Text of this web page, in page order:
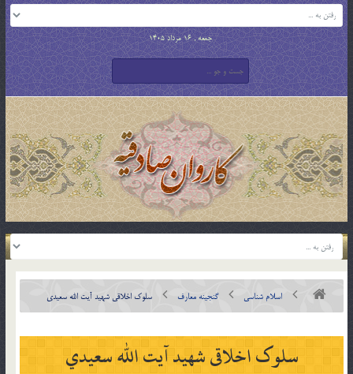
جمعه , 16 مرداد 1405
اسلام شناسی گنجینه معارف سلوک اخلاقی شهيد آیت الله سعيدي
سلوک اخلاقی شهيد آیت الله سعيدي